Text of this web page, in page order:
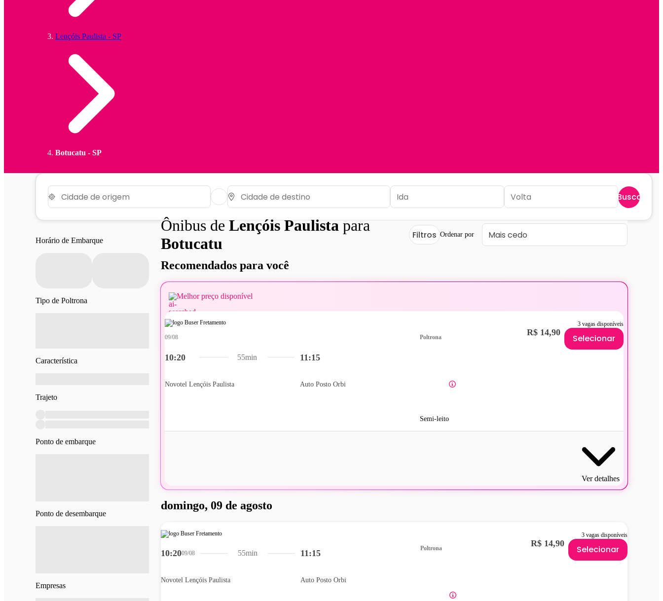
Lençóis Paulista - SP
Botucatu - SP
Buscar
Horário de Embarque
Tipo de Poltrona
Característica
Trajeto
Ponto de embarque
Ponto de desembarque
Empresas
Ônibus deLençóis Paulistapara
Botucatu
Filtros Ordenar por
Recomendados para você
Melhor preço disponível
3 vagas disponíveis
10:20
09/08
Novotel Lençóis Paulista
11:15
Auto Posto Orbi
55min
Poltrona
Semi-leito
R$ 14,90
Selecionar
Ver detalhes
domingo, 09 de agosto
3 vagas disponíveis
10:2009/08
Novotel Lençóis Paulista
11:15
Auto Posto Orbi
55min
Poltrona R$ 14,90
Selecionar